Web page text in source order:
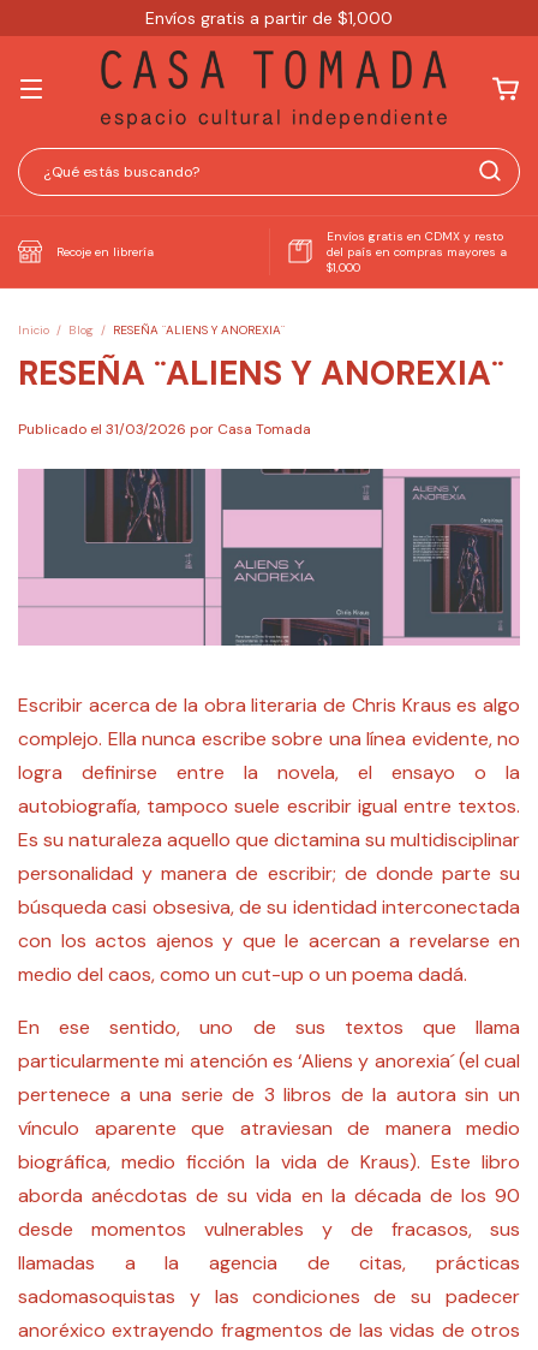
Envíos gratis a partir de $1,000
Recoje en librería
Envíos gratis en CDMX y resto
del país en compras mayores a
$1,000
Inicio / Blog / RESEÑA ¨ALIENS Y ANOREXIA¨
RESEÑA ¨ALIENS Y ANOREXIA¨
Publicado el 31/03/2026 por Casa Tomada
Escribir acerca de la obra literaria de Chris Kraus es algo
complejo. Ella nunca escribe sobre una línea evidente, no
logra definirse entre la novela, el ensayo o la
autobiografía, tampoco suele escribir igual entre textos.
Es su naturaleza aquello que dictamina su multidisciplinar
personalidad y manera de escribir; de donde parte su
búsqueda casi obsesiva, de su identidad interconectada
con los actos ajenos y que le acercan a revelarse en
medio del caos, como un cut-up o un poema dadá.
En ese sentido, uno de sus textos que llama
particularmente mi atención es ‘Aliens y anorexia´ (el cual
pertenece a una serie de 3 libros de la autora sin un
vínculo aparente que atraviesan de manera medio
biográfica, medio ficción la vida de Kraus). Este libro
aborda anécdotas de su vida en la década de los 90
desde momentos vulnerables y de fracasos, sus
llamadas a la agencia de citas, prácticas
sadomasoquistas y las condiciones de su padecer
anoréxico extrayendo fragmentos de las vidas de otros